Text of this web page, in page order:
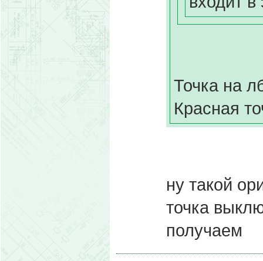
Точка на
Красная
ну такой
точка
получаем